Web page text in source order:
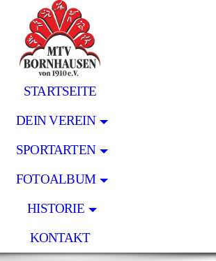
STARTSEITE
DEIN VEREIN
SPORTARTEN
FOTOALBUM
HISTORIE
KONTAKT